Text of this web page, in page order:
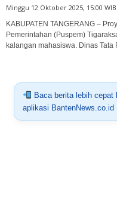
Minggu 12 Oktober 2025, 15:00 WIB
KABUPATEN TANGERANG –
Pemerintahan (Puspem)
kalangan mahasiswa. Dinas Tata
Baca berita lebih cepat
aplikasi BantenNews.co.id